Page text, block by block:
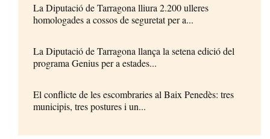
La Diputació de Tarragona lliura 2.200 ulleres
homologades a cossos de seguretat per a...
La Diputació de Tarragona llança la setena edició del
programa Genius per a estades...
El conflicte de les escombraries al Baix Penedès: tres
municipis, tres postures i un...